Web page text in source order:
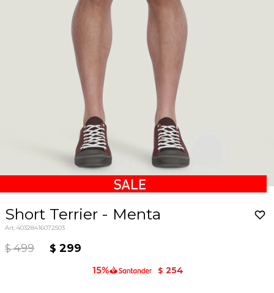
Short Terrier - Menta
40328416072503
$ 499 $ 299
$ 254